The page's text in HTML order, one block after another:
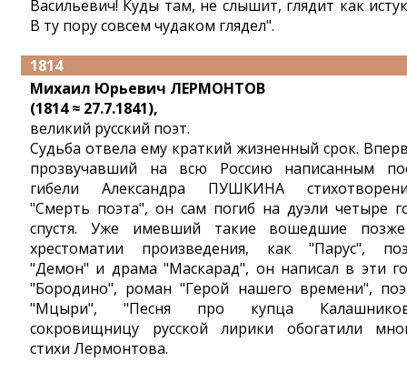
Васильевич! Куды там, не слышит, глядит как
В ту пору совсем чудаком глядел".
1814
Михаил Юрьевич ЛЕРМОНТОВ
(1814 ≈ 27.7.1841),
великий русский поэт.
Судьба отвела ему краткий жизненный срок.
прозвучавший на всю Россию написанным
гибели Александра ПУШКИНА
"Смерть поэта", он сам погиб на дуэли четыре
спустя. Уже имевший такие вошедшие
хрестоматии произведения, как "Парус",
"Демон" и драма "Маскарад", он написал в эти
"Бородино", роман "Герой нашего времени",
"Мцыри", "Песня про купца
сокровищницу русской лирики обогатили
стихи Лермонтова.